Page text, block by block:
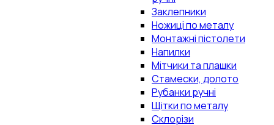
Заклепники
Ножиці по металу
Монтажні пістолети
Напилки
Мітчики та плашки
Стамески, долото
Рубанки ручні
Щітки по металу
Склорізи